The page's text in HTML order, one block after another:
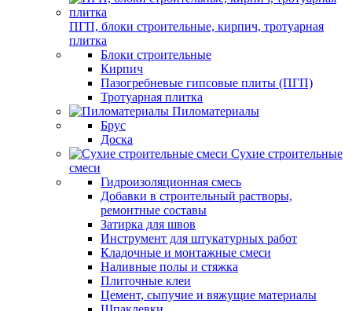
ПГП, блоки строительные, кирпич, тротуарная
плитка
Блоки строительные
Кирпич
Пазогребневые гипсовые плиты (ПГП)
Тротуарная плитка
Пиломатериалы
Брус
Доска
Сухие строительные
смеси
Гидроизоляционная смесь
Добавки в строительный растворы,
ремонтные составы
Затирка для швов
Инструмент для штукатурных работ
Кладочные и монтажные смеси
Наливные полы и стяжка
Плиточные клеи
Цемент, сыпучие и вяжущие материалы